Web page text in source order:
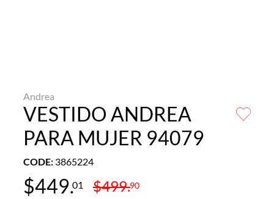
Andrea
VESTIDO ANDREA
PARA MUJER 94079
CODE: 3865224
$449.01 $499.90